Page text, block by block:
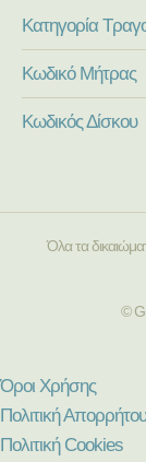
Κατηγορία
Κωδικό Μήτρας
Κωδικός Δίσκου
Όλα τα
©
Όροι Χρήσης
Πολιτική Απορρήτου
Πολιτική Cookies